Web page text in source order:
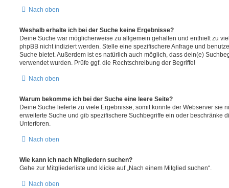
Nach oben
Weshalb erhalte ich bei der Suche keine Ergebnisse?
Deine Suche war möglicherweise zu allgemein gehalten und enthielt zu
phpBB nicht indiziert werden. Stelle eine spezifischere Anfrage und
Suche bietet. Außerdem ist es natürlich auch möglich, dass dein(e)
verwendet wurden. Prüfe ggf. die Rechtschreibung der Begriffe!
Nach oben
Warum bekomme ich bei der Suche eine leere Seite?
Deine Suche lieferte zu viele Ergebnisse, somit konnte der Webserver sie
erweiterte Suche und gib spezifischere Suchbegriffe ein oder beschränke
Unterforen.
Nach oben
Wie kann ich nach Mitgliedern suchen?
Gehe zur Mitgliederliste und klicke auf „Nach einem Mitglied suchen“.
Nach oben